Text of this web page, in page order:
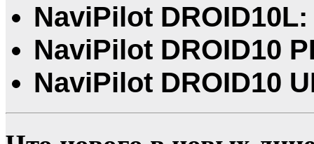
NaviPilot
NaviPilot DROID10
NaviPilot DROID10